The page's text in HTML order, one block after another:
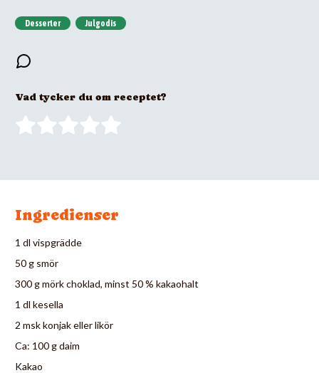
Desserter Julgodis
Vad tycker du om receptet?
Ingredienser
1 dl vispgrädde
50 g smör
300 g mörk choklad, minst 50 % kakaohalt
1 dl kesella
2 msk konjak eller likör
Ca: 100 g daim
Kakao